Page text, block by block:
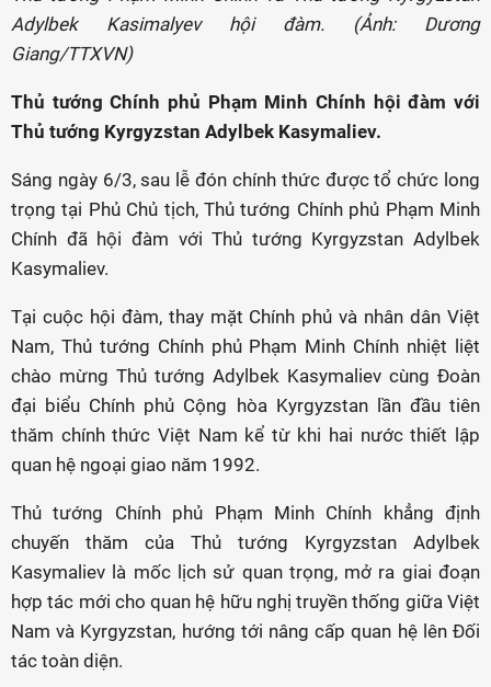
Adylbek Kasimalyev hội đàm. (Ảnh: Dương
Giang/TTXVN)
Thủ tướng Chính phủ Phạm Minh Chính hội đàm với
Thủ tướng Kyrgyzstan Adylbek Kasymaliev.
Sáng ngày 6/3, sau lễ đón chính thức được tổ chức long
trọng tại Phủ Chủ tịch, Thủ tướng Chính phủ Phạm Minh
Chính đã hội đàm với Thủ tướng Kyrgyzstan Adylbek
Kasymaliev.
Tại cuộc hội đàm, thay mặt Chính phủ và nhân dân Việt
Nam, Thủ tướng Chính phủ Phạm Minh Chính nhiệt liệt
chào mừng Thủ tướng Adylbek Kasymaliev cùng Đoàn
đại biểu Chính phủ Cộng hòa Kyrgyzstan lần đầu tiên
thăm chính thức Việt Nam kể từ khi hai nước thiết lập
quan hệ ngoại giao năm 1992.
Thủ tướng Chính phủ Phạm Minh Chính khẳng định
chuyến thăm của Thủ tướng Kyrgyzstan Adylbek
Kasymaliev là mốc lịch sử quan trọng, mở ra giai đoạn
hợp tác mới cho quan hệ hữu nghị truyền thống giữa Việt
Nam và Kyrgyzstan, hướng tới nâng cấp quan hệ lên Đối
tác toàn diện.